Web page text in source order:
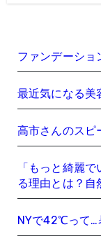
ファンデーショ
最近気になる美
高市さんのスピ
「もっと綺麗
る理由とは？自
NYで42℃って…